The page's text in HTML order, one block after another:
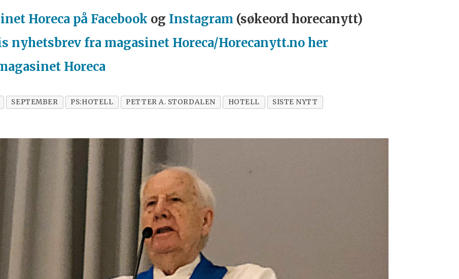
Horeca på Facebook og Instagram (søkeord horecanytt)
nyhetsbrev fra magasinet Horeca/Horecanytt.no her
Horeca
SEPTEMBER PS:HOTELL PETTER A. STORDALEN HOTELL SISTE NYTT